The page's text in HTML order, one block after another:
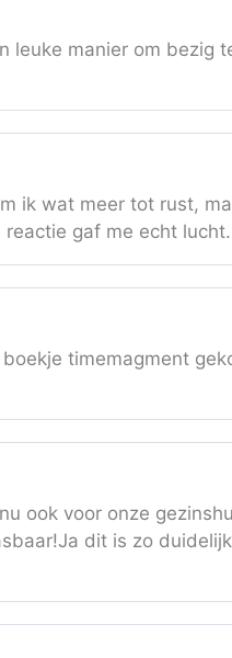
leuke manier om
ik wat meer tot rust,
gaf me echt lucht.
timemagment
ook voor onze
dit is zo